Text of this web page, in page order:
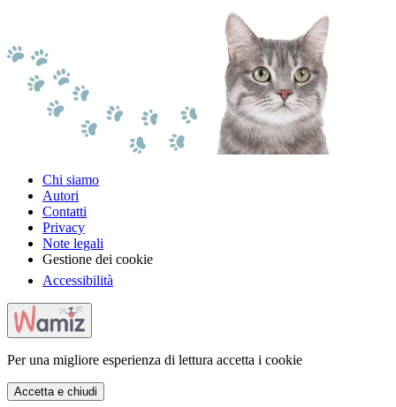
Chi siamo
Autori
Contatti
Privacy
Note legali
Gestione dei cookie
Accessibilità
Per una migliore esperienza di lettura accetta i cookie
Accetta e chiudi